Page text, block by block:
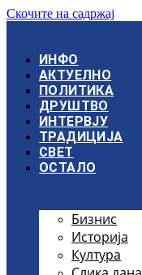
Скочите на садржај
ИНФО
АКТУЕЛНО
ПОЛИТИКА
ДРУШТВО
ИНТЕРВЈУ
ТРАДИЦИЈА
СВЕТ
ОСТАЛО
Бизнис
Историја
Култура